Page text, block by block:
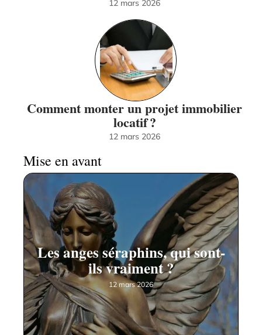
12 mars 2026
Comment monter un projet immobilier
locatif ?
12 mars 2026
Mise en avant
Les anges séraphins, qui sont-
ils vraiment ?
12 mars 2026